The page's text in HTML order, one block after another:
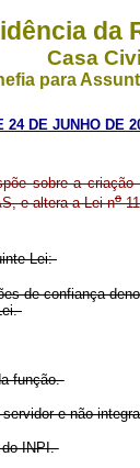
da
Casa Civil
para
24 DE JUNHO DE
sobre a
e altera a Lei no
Lei:
de confiança
função.
e não
do INPI.